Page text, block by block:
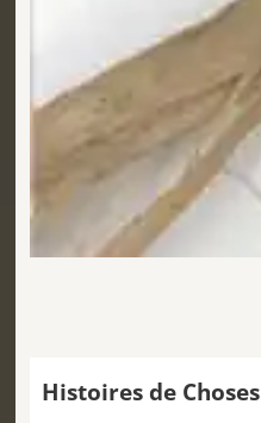
Histoires de Choses